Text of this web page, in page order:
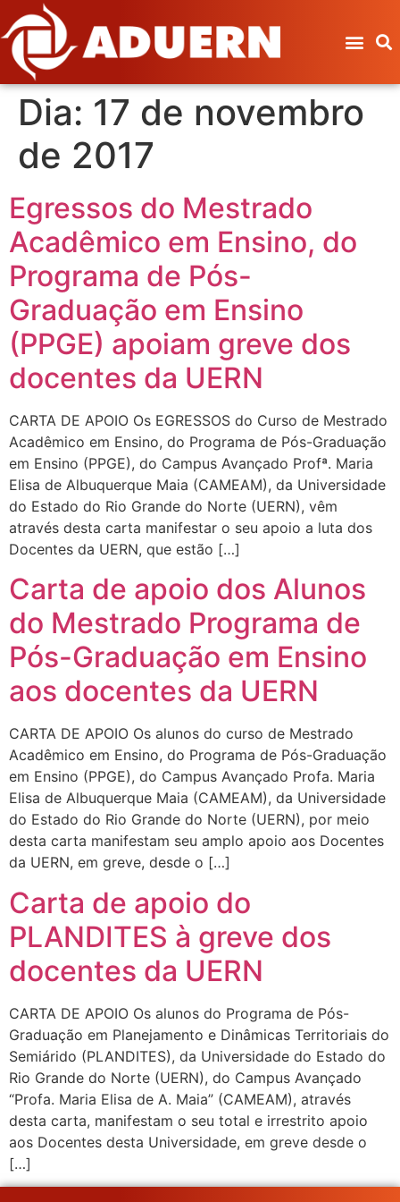
Dia: 17 de novembro
de 2017
Egressos do Mestrado
Acadêmico em Ensino, do
Programa de Pós-
Graduação em Ensino
(PPGE) apoiam greve dos
docentes da UERN
CARTA DE APOIO Os EGRESSOS do Curso de Mestrado
Acadêmico em Ensino, do Programa de Pós-Graduação
em Ensino (PPGE), do Campus Avançado Profª. Maria
Elisa de Albuquerque Maia (CAMEAM), da Universidade
do Estado do Rio Grande do Norte (UERN), vêm
através desta carta manifestar o seu apoio a luta dos
Docentes da UERN, que estão […]
Carta de apoio dos Alunos
do Mestrado Programa de
Pós-Graduação em Ensino
aos docentes da UERN
CARTA DE APOIO Os alunos do curso de Mestrado
Acadêmico em Ensino, do Programa de Pós-Graduação
em Ensino (PPGE), do Campus Avançado Profa. Maria
Elisa de Albuquerque Maia (CAMEAM), da Universidade
do Estado do Rio Grande do Norte (UERN), por meio
desta carta manifestam seu amplo apoio aos Docentes
da UERN, em greve, desde o […]
Carta de apoio do
PLANDITES à greve dos
docentes da UERN
CARTA DE APOIO Os alunos do Programa de Pós-
Graduação em Planejamento e Dinâmicas Territoriais do
Semiárido (PLANDITES), da Universidade do Estado do
Rio Grande do Norte (UERN), do Campus Avançado
“Profa. Maria Elisa de A. Maia” (CAMEAM), através
desta carta, manifestam o seu total e irrestrito apoio
aos Docentes desta Universidade, em greve desde o
[…]